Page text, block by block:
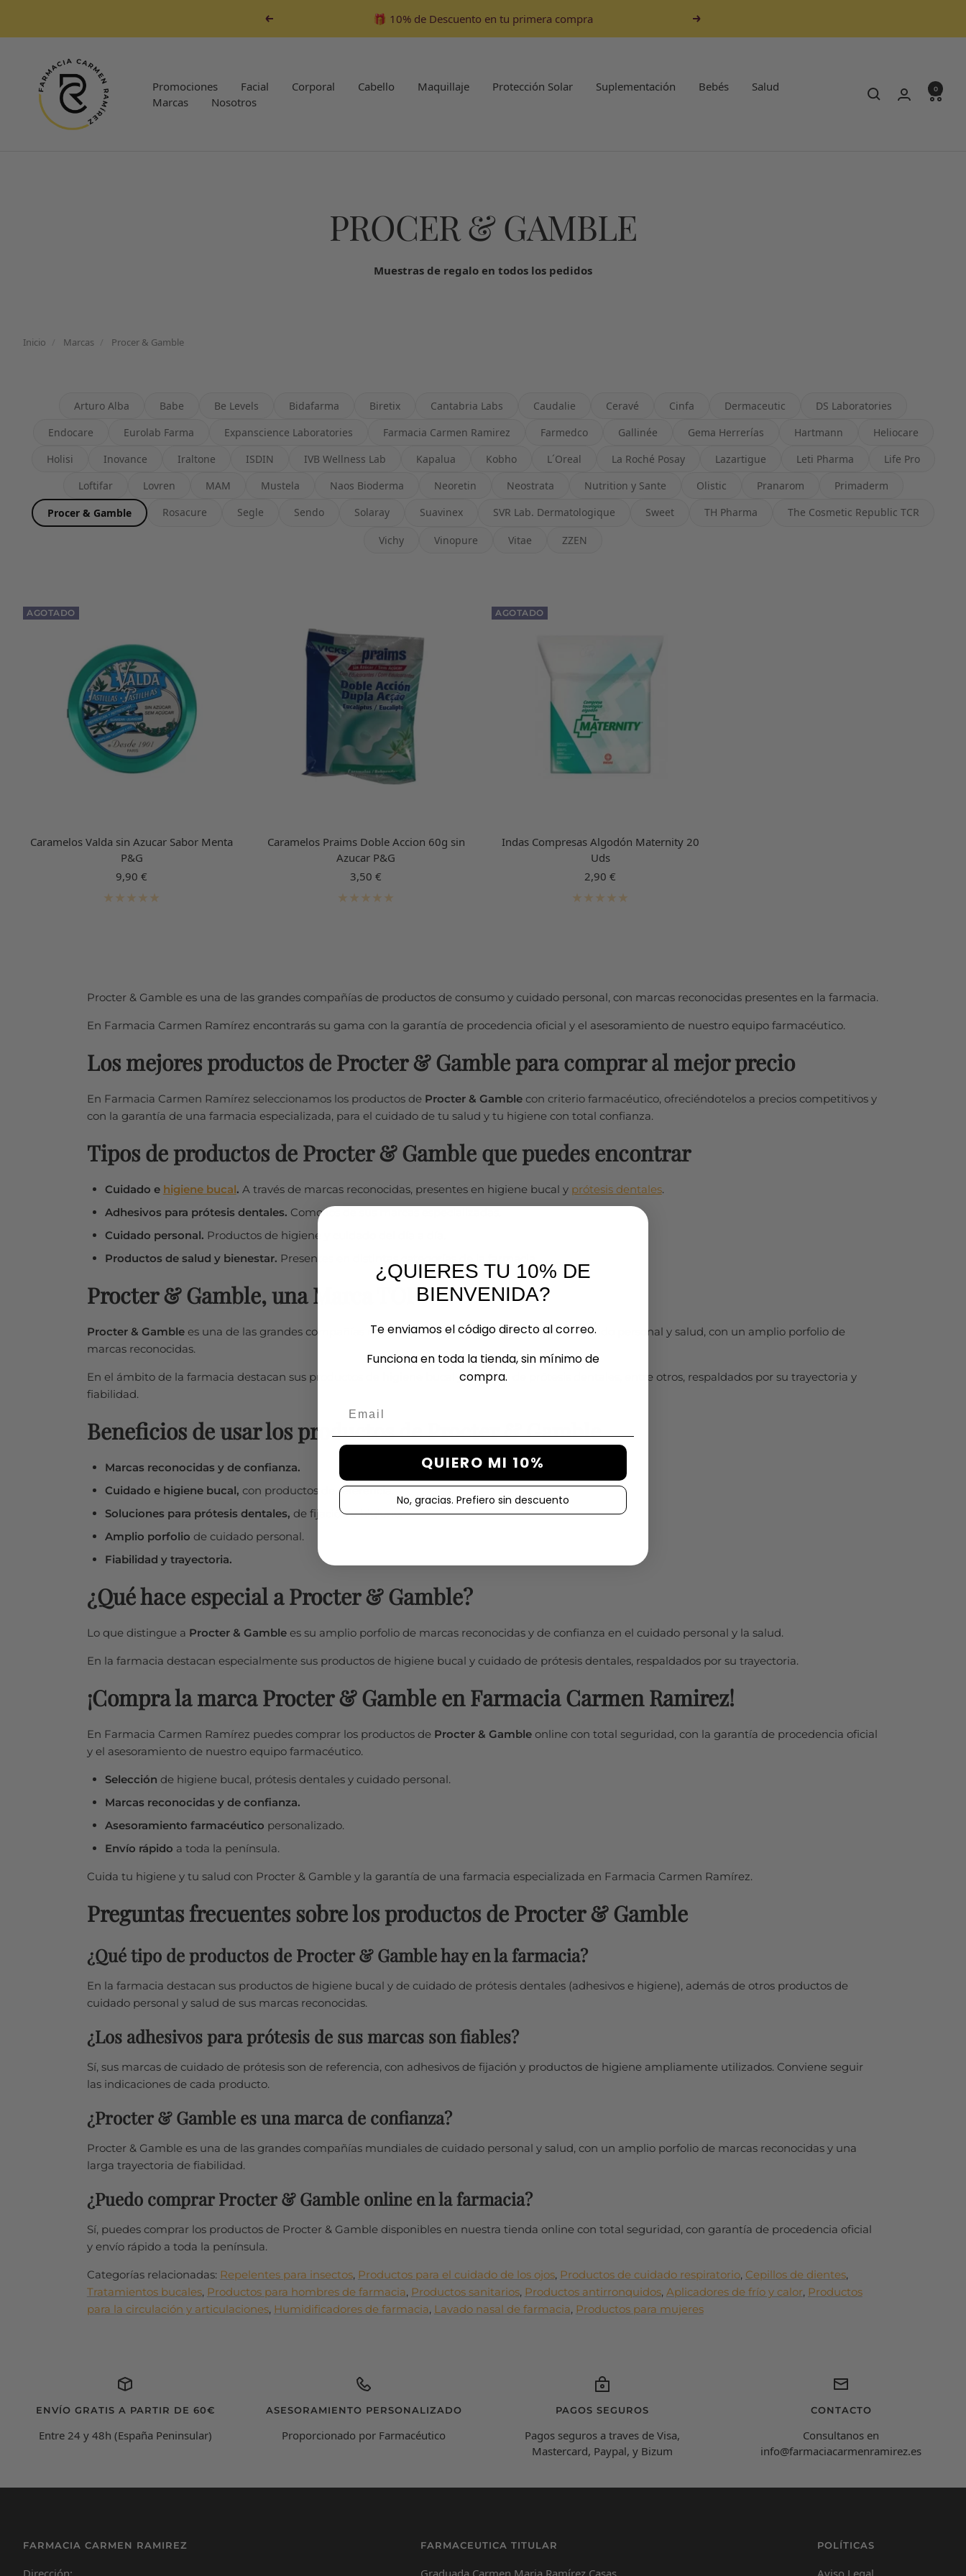
contenido
Anterior 🎁 10% de Descuento en tu primera compra Siguiente
Promociones Facial Corporal Cabello Maquillaje Protección Solar Suplementación Bebés
Salud
Marcas
Nosotros
Farmacia
Carmen
Ramirez
0
PROCER & GAMBLE
Muestras de regalo en todos los pedidos
Inicio Marcas Procer & Gamble
Arturo Alba Babe Be Levels Bidafarma Biretix Cantabria Labs Caudalie Ceravé Cinfa Dermaceutic
DS Laboratories
Endocare
Eurolab Farma Expanscience Laboratories Farmacia Carmen Ramirez Farmedco Gallinée Gema Herrerías Hartmann
Heliocare
Holisi
Inovance Iraltone ISDIN IVB Wellness Lab Kapalua Kobho L´Oreal La Roché Posay Lazartigue Leti Pharma
Life Pro
Loftifar
Lovren MAM Mustela Naos Bioderma Neoretin Neostrata Nutrition y Sante Olistic Pranarom
Primaderm
Procer & Gamble
Rosacure Segle Sendo Solaray Suavinex SVR Lab. Dermatologique Sweet TH Pharma The Cosmetic Republic TCR
Vichy Vinopure Vitae ZZEN
AGOTADO
Caramelos Valda sin Azucar Sabor Menta
P&G
Precio
de
9,90 €
Caramelos Praims Doble Accion 60g sin
Azucar P&G
Precio
de
3,50 €
AGOTADO
Indas Compresas Algodón Maternity 20
Uds
Precio
de
2,90 €
Procter & Gamble es una de las grandes compañías de productos de consumo y cuidado personal, con marcas reconocidas presentes en la farmacia.
En Farmacia Carmen Ramírez encontrarás su gama con la garantía de procedencia oficial y el asesoramiento de nuestro equipo farmacéutico.
Los mejores productos de Procter & Gamble para comprar al mejor precio
En Farmacia Carmen Ramírez seleccionamos los productos de Procter & Gamblecon criterio farmacéutico, ofreciéndotelos a precios competitivos y
con la garantía de una farmacia especializada, para el cuidado de tu salud y tu higiene con total confianza.
Tipos de productos de Procter & Gamble que puedes encontrar
Cuidado e higiene bucal. A través de marcas reconocidas, presentes en higiene bucal y prótesis dentales.
Adhesivos para prótesis dentales. Como los de sus marcas especializadas.
Cuidado personal. Productos de higiene y cuidado del día a día.
Productos de salud y bienestar. Presentes en distintas categorías de la farmacia.
Procter & Gamble, una Marca TOP
Procter & Gamblees una de las grandes compañías mundiales de productos de consumo, cuidado personal y salud, con un amplio porfolio de
marcas reconocidas.
En el ámbito de la farmacia destacan sus productos de higiene bucal y cuidado de prótesis dentales, entre otros, respaldados por su trayectoria y
fiabilidad.
Beneficios de usar los productos de Procter & Gamble
Marcas reconocidas y de confianza.
Cuidado e higiene bucal, con productos de referencia.
Soluciones para prótesis dentales, de fijación e higiene.
Amplio porfolio de cuidado personal.
Fiabilidad y trayectoria.
¿Qué hace especial a Procter & Gamble?
Lo que distingue a Procter & Gamblees su amplio porfolio de marcas reconocidas y de confianza en el cuidado personal y la salud.
En la farmacia destacan especialmente sus productos de higiene bucal y cuidado de prótesis dentales, respaldados por su trayectoria.
¡Compra la marca Procter & Gamble en Farmacia Carmen Ramirez!
En Farmacia Carmen Ramírez puedes comprar los productos de Procter & Gambleonline con total seguridad, con la garantía de procedencia oficial
y el asesoramiento de nuestro equipo farmacéutico.
Selección de higiene bucal, prótesis dentales y cuidado personal.
Marcas reconocidas y de confianza.
Asesoramiento farmacéutico personalizado.
Envío rápido a toda la península.
Cuida tu higiene y tu salud con Procter & Gamble y la garantía de una farmacia especializada en Farmacia Carmen Ramírez.
Preguntas frecuentes sobre los productos de Procter & Gamble
¿Qué tipo de productos de Procter & Gamble hay en la farmacia?
En la farmacia destacan sus productos de higiene bucal y de cuidado de prótesis dentales (adhesivos e higiene), además de otros productos de
cuidado personal y salud de sus marcas reconocidas.
¿Los adhesivos para prótesis de sus marcas son fiables?
Sí, sus marcas de cuidado de prótesis son de referencia, con adhesivos de fijación y productos de higiene ampliamente utilizados. Conviene seguir
las indicaciones de cada producto.
¿Procter & Gamble es una marca de confianza?
Procter & Gamble es una de las grandes compañías mundiales de cuidado personal y salud, con un amplio porfolio de marcas reconocidas y una
larga trayectoria de fiabilidad.
¿Puedo comprar Procter & Gamble online en la farmacia?
Sí, puedes comprar los productos de Procter & Gamble disponibles en nuestra tienda online con total seguridad, con garantía de procedencia oficial
y envío rápido a toda la península.
Categorías relacionadas: Repelentes para insectos, Productos para el cuidado de los ojos, Productos de cuidado respiratorio, Cepillos de dientes,
Tratamientos bucales, Productos para hombres de farmacia, Productos sanitarios, Productos antirronquidos, Aplicadores de frío y calor, Productos
para la circulación y articulaciones, Humidificadores de farmacia, Lavado nasal de farmacia, Productos para mujeres
ENVÍO GRATIS A PARTIR DE 60€
Entre 24 y 48h (España Peninsular)
ASESORAMIENTO PERSONALIZADO
Proporcionado por Farmacéutico
PAGOS SEGUROS
Pagos seguros a traves de Visa,
Mastercard, Paypal, y Bizum
CONTACTO
Consultanos en
info@farmaciacarmenramirez.es
FARMACIA CARMEN RAMIREZ FARMACEUTICA TITULAR POLÍTICAS
C
¿Cómo estás hoy y en qué puedo ayudarte?
¿QUIERES TU 10% DE
BIENVENIDA?
Te enviamos el código directo al correo.
Funciona en toda la tienda, sin mínimo de
compra.
QUIERO MI 10%
No, gracias. Prefiero sin descuento